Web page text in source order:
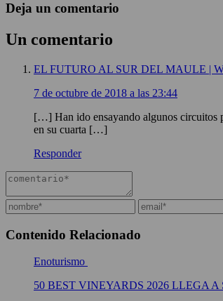
Deja un comentario
Un comentario
EL FUTURO AL SUR DEL MAULE |
7 de octubre de 2018 a las 23:44
[…] Han ido ensayando algunos circuitos
en su cuarta […]
Responder
Contenido Relacionado
Enoturismo
50 BEST VINEYARDS 2026 LLEGA